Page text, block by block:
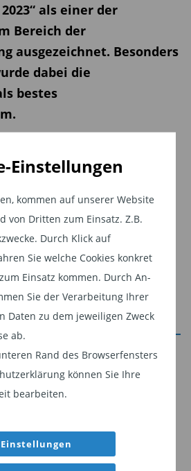
Einstellungen
kommen auf unserer Website
von Dritten zum Einsatz. Z.B.
Durch Klick auf
Sie welche Cookies konkret
Einsatz kommen. Durch An-
Sie der Verarbeitung Ihrer
Daten zu dem jeweiligen Zweck
ab.
Rand des Browserfensters
können Sie Ihre
bearbeiten.
Einstellungen
als einer der
Bereich der
ausgezeichnet. Besonders
dabei die
bestes
des bAV-Vertriebs bei der
spiegelt die
unserer
WWKIntelliProtect® 2.0 und
Ausrichtung auf das
der betrieblichen
Das Ergebnis ist aber auch
für unsere stetig
und unser
von bAV-Verträgen für
deutlich zu
der bAV notwendigen
Vermittler deutlich
weiterlesen
für professionelle Anleger
auf "Weiter" bestätigen
Datenschutzerklärung
zu.